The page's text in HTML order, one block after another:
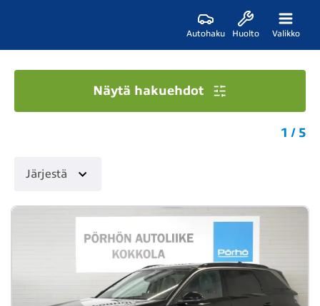
Autohaku Huolto Valikko
Näytä hakuehdot
1 / 5
Järjestä